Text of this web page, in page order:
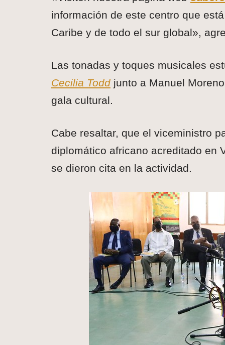
información de este centro que
Caribe y de todo el sur global»,
Las tonadas y toques musicales
Cecilia Toddjunto a Manuel
gala cultural.
Cabe resaltar, que el viceministro
diplomático africano acreditado en
se dieron cita en la actividad.